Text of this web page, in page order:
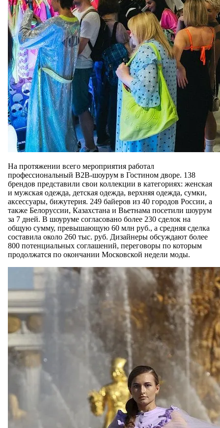
На протяжении всего мероприятия работал
профессиональный B2B-шоурум в Гостином дворе. 138
брендов представили свои коллекции в категориях: женская
и мужская одежда, детская одежда, верхняя одежда, сумки,
аксессуары, бижутерия. 249 байеров из 40 городов России, а
также Белоруссии, Казахстана и Вьетнама посетили шоурум
за 7 дней. В шоуруме согласовано более 230 сделок на
общую сумму, превышающую 60 млн руб., а средняя сделка
составила около 260 тыс. руб. Дизайнеры обсуждают более
800 потенциальных соглашений, переговоры по которым
продолжатся по окончании Московской недели моды.